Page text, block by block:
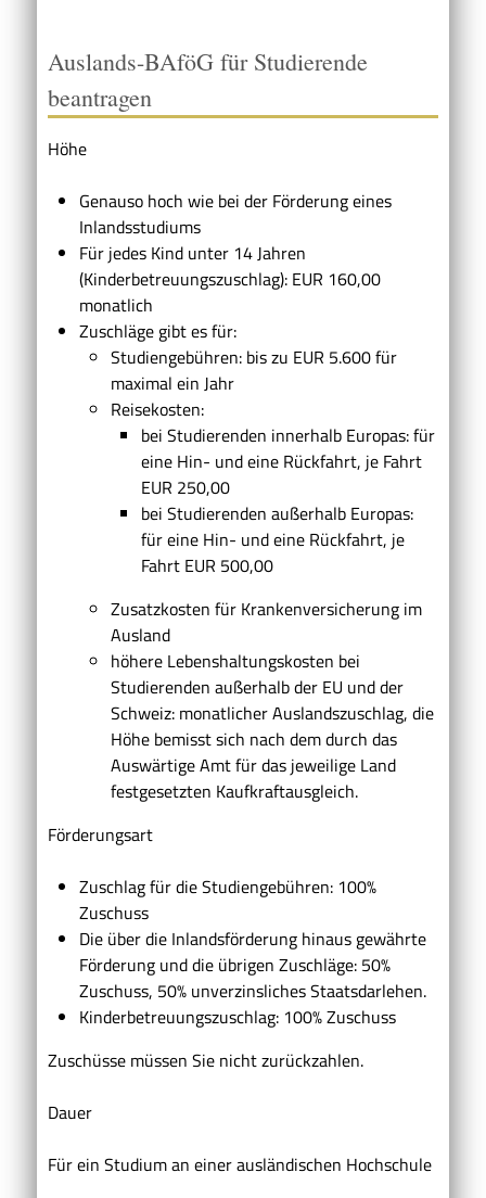
Auslands-BAföG für Studierende
beantragen
Höhe
Genauso hoch wie bei der Förderung eines
Inlandsstudiums
Für jedes Kind unter 14 Jahren
(Kinderbetreuungszuschlag): EUR 160,00
monatlich
Zuschläge gibt es für:
Studiengebühren: bis zu EUR 5.600 für
maximal ein Jahr
Reisekosten:
bei Studierenden innerhalb Europas: für
eine Hin- und eine Rückfahrt, je Fahrt
EUR 250,00
bei Studierenden außerhalb Europas:
für eine Hin- und eine Rückfahrt, je
Fahrt EUR 500,00
Zusatzkosten für Krankenversicherung im
Ausland
höhere Lebenshaltungskosten bei
Studierenden außerhalb der EU und der
Schweiz: monatlicher Auslandszuschlag, die
Höhe bemisst sich nach dem durch das
Auswärtige Amt für das jeweilige Land
festgesetzten Kaufkraftausgleich.
Förderungsart
Zuschlag für die Studiengebühren: 100%
Zuschuss
Die über die Inlandsförderung hinaus gewährte
Förderung und die übrigen Zuschläge: 50%
Zuschuss, 50% unverzinsliches Staatsdarlehen.
Kinderbetreuungszuschlag: 100% Zuschuss
Zuschüsse müssen Sie nicht zurückzahlen.
Dauer
Für ein Studium an einer ausländischen Hochschule